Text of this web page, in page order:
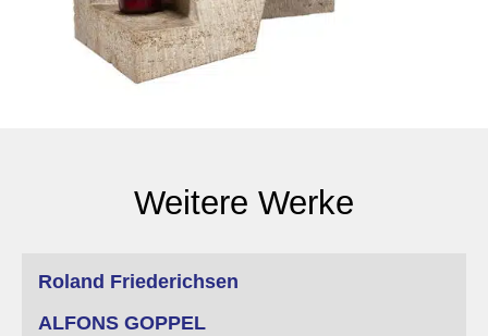
Weitere Werke
Roland Friederichsen
ALFONS GOPPEL